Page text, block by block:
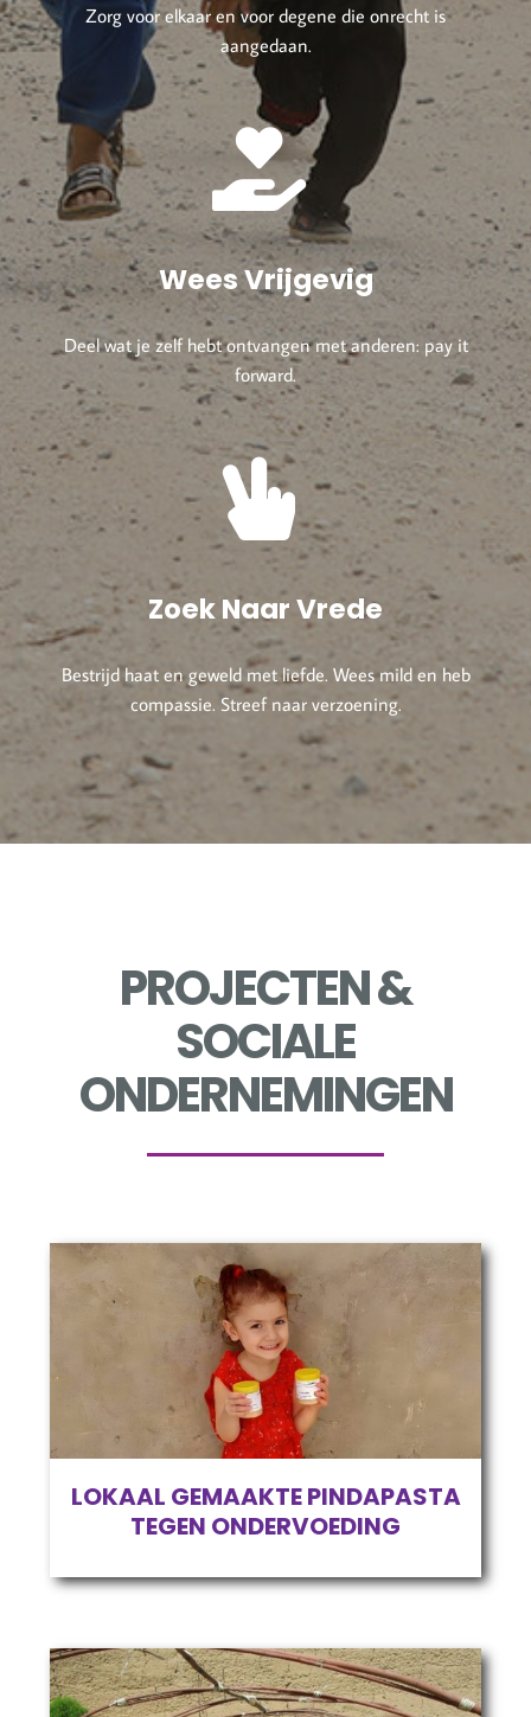
Zorg voor elkaar en voor degene die onrecht is
aangedaan.
Wees Vrijgevig
Deel wat je zelf hebt ontvangen met anderen: pay it
forward.
Zoek Naar Vrede
Bestrijd haat en geweld met liefde. Wees mild en heb
compassie. Streef naar verzoening.
PROJECTEN &
SOCIALE
ONDERNEMINGEN
LOKAAL GEMAAKTE PINDAPASTA
TEGEN ONDERVOEDING